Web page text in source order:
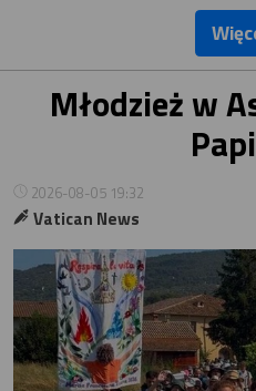
Młodzież w
2026-08-05 19:32
Vatican News